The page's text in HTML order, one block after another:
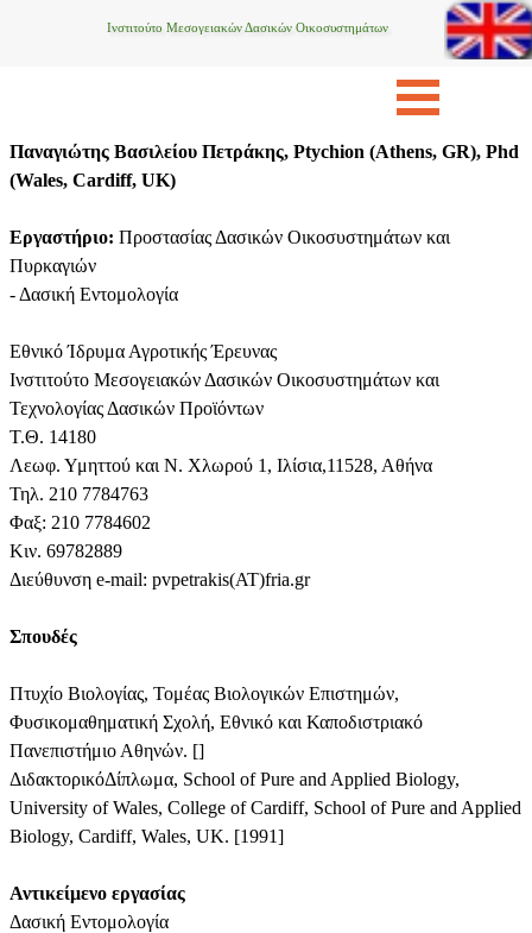
Ινστιτούτο Μεσογειακών Δασικών Οικοσυστημάτων
Παναγιώτης Βασιλείου Πετράκης, Ptychion (Athens, GR), Phd
(Wales, Cardiff, UK)
Εργαστήριο: Προστασίας Δασικών Οικοσυστημάτων και
Πυρκαγιών
- Δασική Εντομολογία
Εθνικό Ίδρυμα Αγροτικής Έρευνας
Ινστιτούτο Μεσογειακών Δασικών Οικοσυστημάτων και
Τεχνολογίας Δασικών Προϊόντων
Τ.Θ. 14180
Λεωφ. Υμηττού και Ν. Χλωρού 1, Ιλίσια,11528, Αθήνα
Τηλ. 210 7784763
Φαξ: 210 7784602
Κιν. 69782889
Διεύθυνση e-mail: pvpetrakis(AT)fria.gr
Σπουδές
Πτυχίο Βιολογίας, Τομέας Βιολογικών Επιστημών,
Φυσικομαθηματική Σχολή, Εθνικό και Καποδιστριακό
Πανεπιστήμιο Αθηνών. []
ΔιδακτορικόΔίπλωμα, School of Pure and Applied Biology,
University of Wales, College of Cardiff, School of Pure and Applied
Biology, Cardiff, Wales, UK. [1991]
Αντικείμενο εργασίας
Δασική Εντομολογία